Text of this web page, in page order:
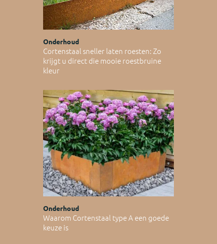
Onderhoud
Cortenstaal sneller laten roesten: Zo
krijgt u direct die mooie roestbruine
kleur
Onderhoud
Waarom Cortenstaal type A een goede
keuze is